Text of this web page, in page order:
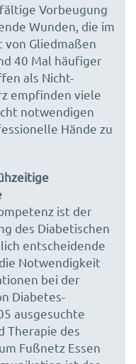
Vorbeugung
Wunden, die im
Gliedmaßen
40 Mal häufiger
als Nicht-
empfinden viele
notwendigen
Hände zu
ist der
des Diabetischen
entscheidende
Notwendigkeit
bei der
Diabetes-
ausgesuchte
Therapie des
Fußnetz Essen